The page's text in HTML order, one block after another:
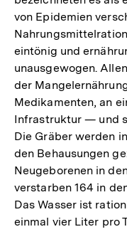
von Epidemien
eintönig und
unausgewogen.
der
Medikamenten, an
Infrastruktur — und
Die Gräber werden
den Behausungen
Neugeborenen in
verstarben 164 in
Das Wasser ist
einmal vier Liter pro